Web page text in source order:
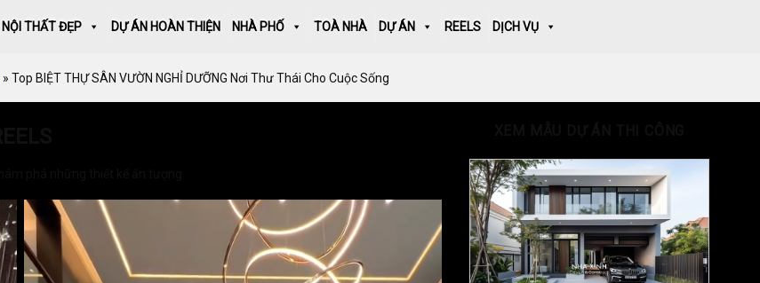
NỘI THẤT ĐẸP DỰ ÁN HOÀN THIỆN NHÀ PHỐ TOÀ NHÀ DỰ ÁN REELS DỊCH VỤ
» Top BIỆT THỰ SÂN VƯỜN NGHỈ DƯỠNG Nơi Thư Thái Cho Cuộc Sống